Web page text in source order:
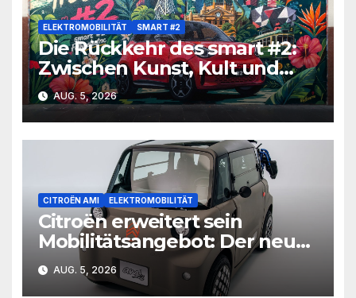
ELEKTROMOBILITÄT SMART #2
Die Rückkehr des smart #2:
Zwischen Kunst, Kult und
urbaner Mobilität
AUG. 5, 2026
CITROËN AMI ELEKTROMOBILITÄT
Citroën erweitert sein
Mobilitätsangebot: Der neue
ami[for]all für mehr
Unabhängigkeit
AUG. 5, 2026